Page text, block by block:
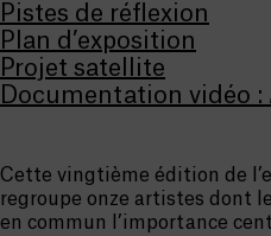
Pistes de réflexion
Plan d’exposition
Projet satellite
Documentation vidéo :
Cette vingtième édition de
regroupe onze artistes dont
en commun l’importance